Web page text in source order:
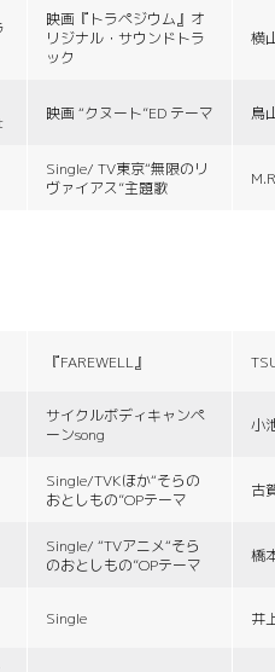
映画『トラペジウム』オ
リジナル・サウンドトラ
ック
横
映画 “クヌート”ED テーマ 鳥
Single/ TV東京“無限のリ
ヴァイアス”主題歌
『FAREWELL』
サイクルボディキャンペ
ーンsong
小
Single/TVKほか“そらの
おとしもの”OPテーマ
古
Single/ “TVアニメ“そら
のおとしもの”OPテーマ
橋
Single 井